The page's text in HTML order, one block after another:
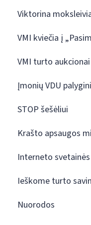
Viktorina
VMI kviečia į
VMI turto aukcionai
Įmonių VDU
STOP šešėliui
Krašto apsaugos
Interneto
Ieškome turto
Nuorodos